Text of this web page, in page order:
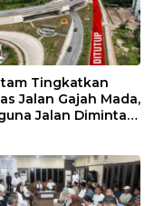
Tingkatkan
Jalan Gajah Mada,
Jalan Diminta